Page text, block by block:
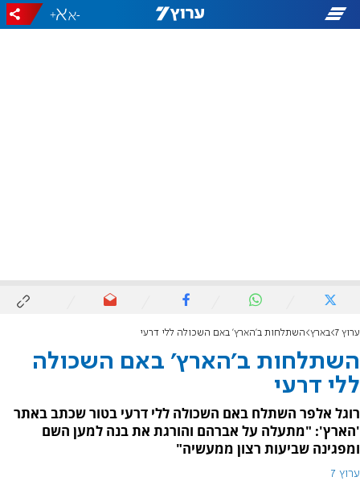
-
+
ערוץ 7 בארץ השתלחות ב'הארץ' באם השכולה ללי דרעי
השתלחות ב'הארץ' באם השכולה
ללי דרעי
רוגל אלפר השתלח באם השכולה ללי דרעי בטור שכתב באתר
'הארץ': "מתעלה על אברהם והורגת את בנה למען השם
ומפגינה שביעות רצון ממעשיה"
ערוץ 7